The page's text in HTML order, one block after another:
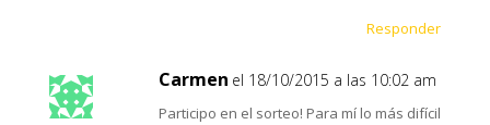
Responder
Carmen el 18/10/2015 a las 10:02 am
Participo en el sorteo! Para mí lo más difícil